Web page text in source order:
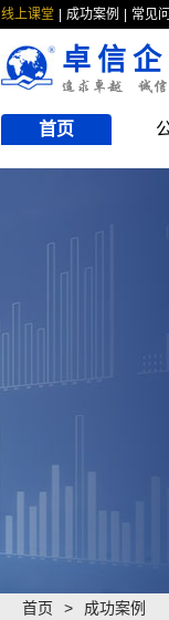
线上课堂 成功案例 常见
卓信
首页
首页 > 成功案例